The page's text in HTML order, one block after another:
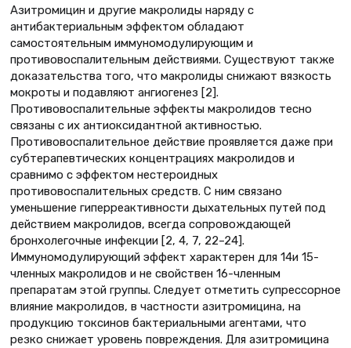
Азитромицин и другие макролиды наряду с
антибактериальным эффектом обладают
самостоятельным иммуномодулирующим и
противовоспалительным действиями. Существуют также
доказательства того, что макролиды снижают вязкость
мокроты и подавляют ангиогенез [2].
Противовоспалительные эффекты макролидов тесно
связаны с их антиоксидантной активностью.
Противовоспалительное действие проявляется даже при
субтерапевтических концентрациях макролидов и
сравнимо с эффектом нестероидных
противовоспалительных средств. С ним связано
уменьшение гиперреактивности дыхательных путей под
действием макролидов, всегда сопровождающей
бронхолегочные инфекции [2, 4, 7, 22–24].
Иммуномодулирующий эффект характерен для 14и 15-
членных макролидов и не свойствен 16-членным
препаратам этой группы. Следует отметить супрессорное
влияние макролидов, в частности азитромицина, на
продукцию токсинов бактериальными агентами, что
резко снижает уровень повреждения. Для азитромицина